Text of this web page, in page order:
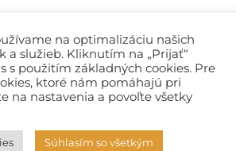
na optimalizáciu našich
a služieb. Kliknutím na „Prijať“
s použitím základných cookies. Pre
ktoré nám pomáhajú pri
na nastavenia a povoľte všetky
Súhlasím so všetkým